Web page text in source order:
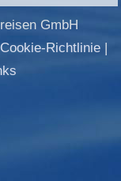
GmbH
Cookie-Richtlinie|